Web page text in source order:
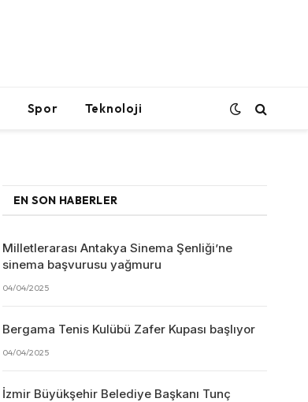
Spor Teknoloji
EN SON HABERLER
Milletlerarası Antakya Sinema Şenliği’ne
sinema başvurusu yağmuru
04/04/2025
Bergama Tenis Kulübü Zafer Kupası başlıyor
04/04/2025
İzmir Büyükşehir Belediye Başkanı Tunç